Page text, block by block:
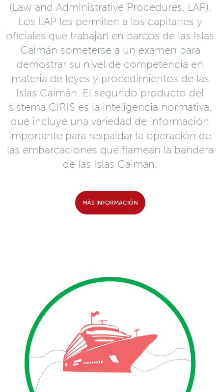
(Law and Administrative Procedures, LAP).
Los LAP les permiten a los capitanes y
oficiales que trabajan en barcos de las Islas
Caimán someterse a un examen para
demostrar su nivel de competencia en
materia de leyes y procedimientos de las
Islas Caimán. El segundo producto del
sistema CIRIS es la inteligencia normativa,
que incluye una variedad de información
importante para respaldar la operación de
las embarcaciones que flamean la bandera
de las Islas Caimán.
MÁS INFORMACIÓN